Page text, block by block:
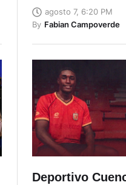
agosto 7, 6:20 PM
By Fabian Campoverde
Deportivo